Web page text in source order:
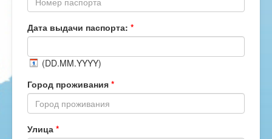
Дата выдачи паспорта: *
(DD.MM.YYYY)
Город проживания *
Улица *